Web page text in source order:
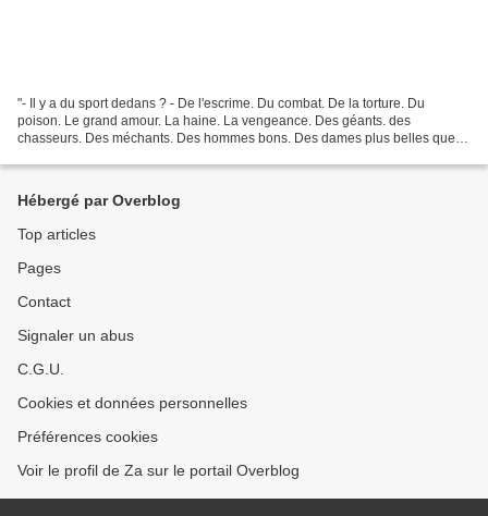
"- Il y a du sport dedans ? - De l'escrime. Du combat. De la torture. Du
poison. Le grand amour. La haine. La vengeance. Des géants. des
chasseurs. Des méchants. Des hommes bons. Des dames plus belles que
Hébergé par Overblog
Top articles
Pages
Contact
Signaler un abus
C.G.U.
Cookies et données personnelles
Préférences cookies
Voir le profil de Za sur le portail Overblog